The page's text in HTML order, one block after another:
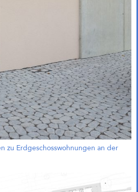
zu Erdgeschosswohnungen an der